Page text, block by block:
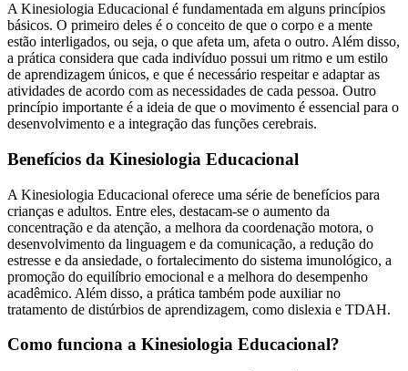
A Kinesiologia Educacional é fundamentada em alguns princípios
básicos. O primeiro deles é o conceito de que o corpo e a mente
estão interligados, ou seja, o que afeta um, afeta o outro. Além disso,
a prática considera que cada indivíduo possui um ritmo e um estilo
de aprendizagem únicos, e que é necessário respeitar e adaptar as
atividades de acordo com as necessidades de cada pessoa. Outro
princípio importante é a ideia de que o movimento é essencial para o
desenvolvimento e a integração das funções cerebrais.
Benefícios da Kinesiologia Educacional
A Kinesiologia Educacional oferece uma série de benefícios para
crianças e adultos. Entre eles, destacam-se o aumento da
concentração e da atenção, a melhora da coordenação motora, o
desenvolvimento da linguagem e da comunicação, a redução do
estresse e da ansiedade, o fortalecimento do sistema imunológico, a
promoção do equilíbrio emocional e a melhora do desempenho
acadêmico. Além disso, a prática também pode auxiliar no
tratamento de distúrbios de aprendizagem, como dislexia e TDAH.
Como funciona a Kinesiologia Educacional?